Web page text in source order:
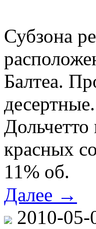
Субзона
Балтеа.
красных
11% об.
Далее →
2010-05-